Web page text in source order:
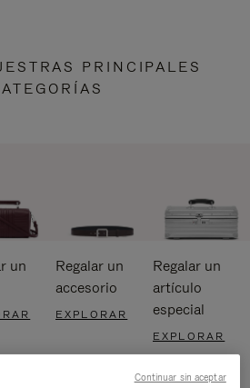
PRINCIPALES
un
Regalar un
accesorio
EXPLORAR
Regalar un
artículo
especial
EXPLORAR
Continuar sin aceptar